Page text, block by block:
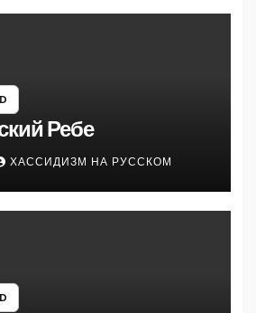
Ребе
ХАССИДИЗМ НА РУССКОМ